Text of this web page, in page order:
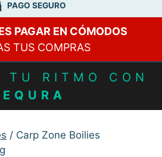
PAGO SEGURO
PAGAR EN CÓMODOS
TUS COMPRAS
TU RITMO CON
/ Carp Zone Boilies